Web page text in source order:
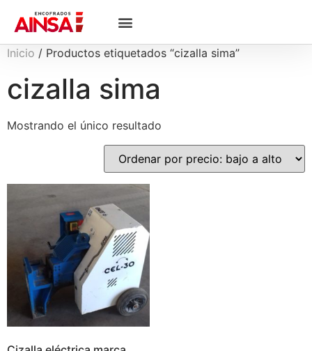
Inicio / Productos etiquetados “cizalla sima”
cizalla sima
Mostrando el único resultado